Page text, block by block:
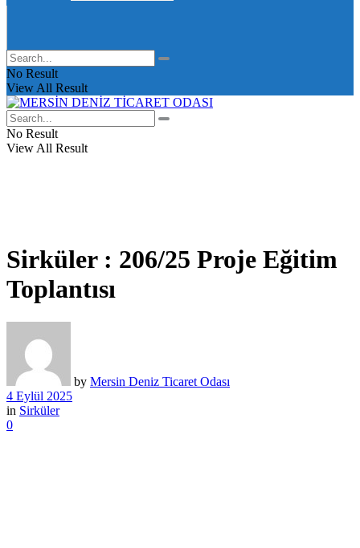
No Result
View All Result
No Result
View All Result
Sirküler : 206/25 Proje Eğitim
Toplantısı
by Mersin Deniz Ticaret Odası
4 Eylül 2025
in Sirküler
0